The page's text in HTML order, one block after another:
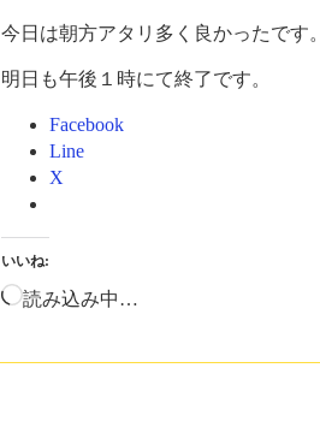
今日は朝方アタリ多く良かったです。
明日も午後１時にて終了です。
Facebook
Line
X
いいね:
読み込み中…